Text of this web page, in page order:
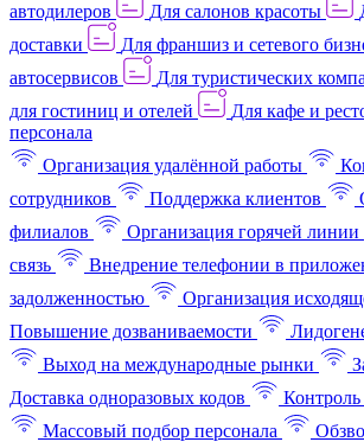
автодилеров
Для салонов красоты
доставки
Для франшиз и сетевого
автосервисов
Для туристических
для гостиниц и отелей
Для кафе и
персонала
Организация удалённой работы
сотрудников
Поддержка клиентов
филиалов
Организация горячей линии
связь
Внедрение телефонии в
задолженностью
Организация
Повышение дозваниваемости
Выход на международные рынки
Доставка одноразовых кодов
Контроль
Массовый подбор персонала